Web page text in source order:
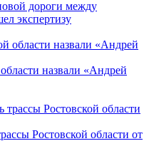
дороги между
экспертизу
назвали «Андрей
Ростовской области от